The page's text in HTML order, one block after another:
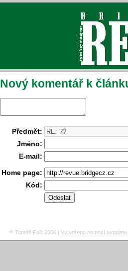
Nový komentář k
Předmět:
Jméno:
E-mail:
Home page:
Kód:
© Tomáš Fořt 2006 | Vytvořeno pomocí